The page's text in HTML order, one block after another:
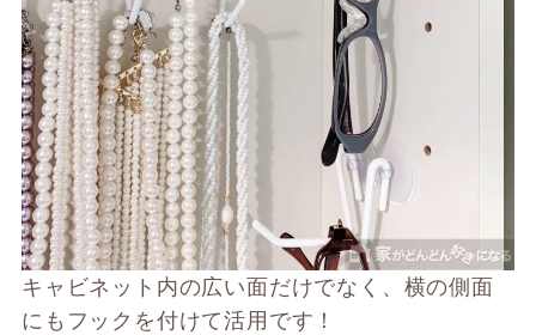
キャビネット内の広い面だけでなく、横の側面
にもフックを付けて活用です！